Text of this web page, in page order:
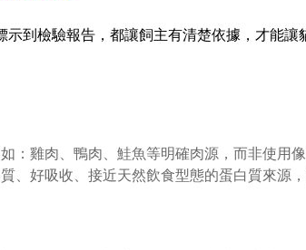
到檢驗報告，都讓飼主有清楚依據，才能讓
：雞肉、鴨肉、鮭魚等明確肉源，而非使用
、好吸收、接近天然飲食型態的蛋白質來源